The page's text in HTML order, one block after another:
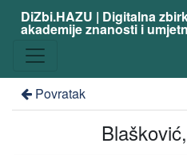
DiZbi.HAZU | Digitalna
akademije znanosti i
Povratak